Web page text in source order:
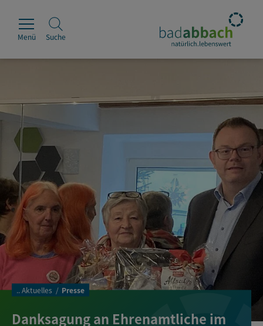
Erleben
Leben & Wohnen
Wirtschaft & Handel
Menü Suche
.. Aktuelles Presse
Danksagung an Ehrenamtliche im